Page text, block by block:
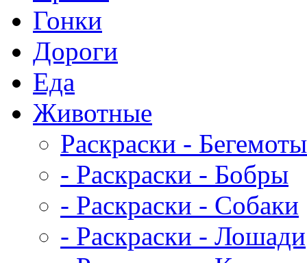
Гонки
Дороги
Еда
Животныe
Раскраски - Бегемоты
- Раскраски - Бобры
- Раскраски - Собаки
- Раскраски - Лошади